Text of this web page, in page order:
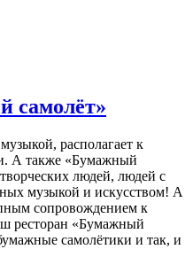
самолёт»
располагает к
А также «Бумажный
людей, людей с
музыкой и искусством! А
сопровождением к
ресторан «Бумажный
самолётики и так, и